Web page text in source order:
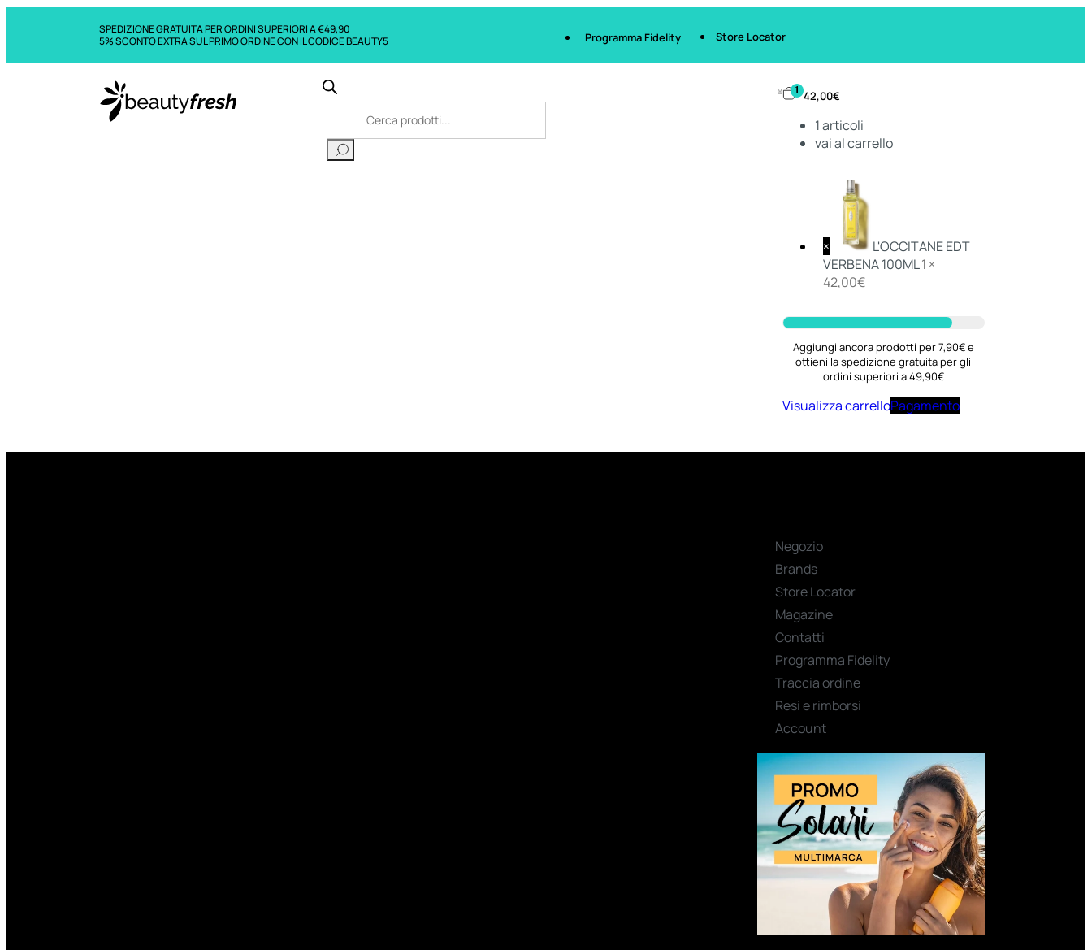
SPEDIZIONE GRATUITA PER ORDINI SUPERIORI A €49,90
5% SCONTO EXTRA SUL PRIMO ORDINE CON IL CODICE BEAUTY5
Programma Fidelity Store Locator
1 42,00€
1articoli
vai al carrello
×
L'OCCITANE EDT
VERBENA 100ML1 ×
42,00€
Aggiungi ancora prodotti per 7,90€ e
ottieni la spedizione gratuita per gli
ordini superiori a 49,90€
Visualizza carrelloPagamento
Negozio
Brands
Store Locator
Magazine
Contatti
Programma Fidelity
Traccia ordine
Resi e rimborsi
Account